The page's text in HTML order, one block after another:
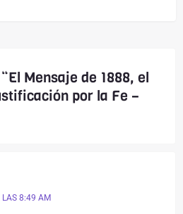
Mensaje de 1888, el
por la Fe –
LAS 8:49 AM